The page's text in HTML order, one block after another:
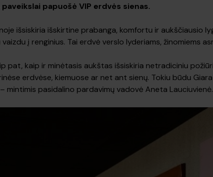
papuošė VIP erdvės sienas.
išsiskiria išskirtine prabanga, komfortu ir
į renginius. Tai erdvė verslo lyderiams, žinomiems
pat, kaip ir minėtasis aukštas išsiskiria netradiciniu
erdvėse, kiemuose ar net ant sienų. Tokiu būdu
mintimis pasidalino pardavimų vadovė Aneta Lauciuvienė.